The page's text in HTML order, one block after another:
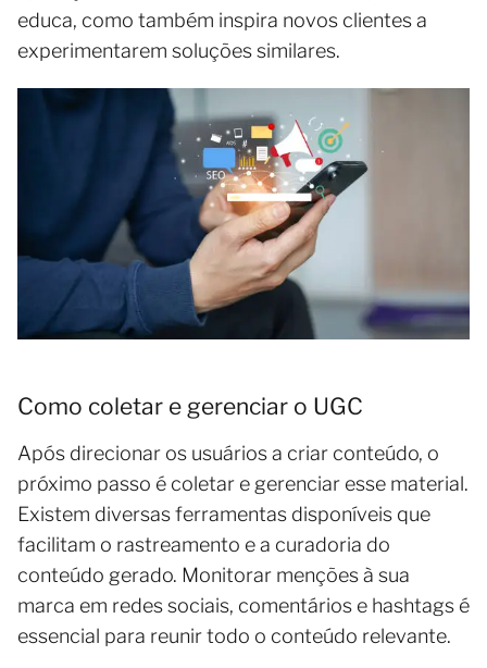
educa, como também inspira novos clientes a
experimentarem soluções similares.
Como coletar e gerenciar o UGC
Após direcionar os usuários a criar conteúdo, o
próximo passo é coletar e gerenciar esse material.
Existem diversas ferramentas disponíveis que
facilitam o rastreamento e a curadoria do
conteúdo gerado. Monitorar menções à sua
marca em redes sociais, comentários e hashtags é
essencial para reunir todo o conteúdo relevante.